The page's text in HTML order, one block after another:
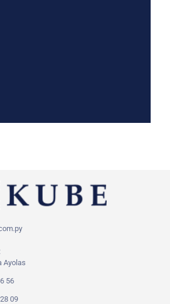
Ayolas
56
09